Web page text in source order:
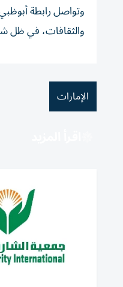
وتواصل رابطة
والثقافات، في ظل
الإمارات